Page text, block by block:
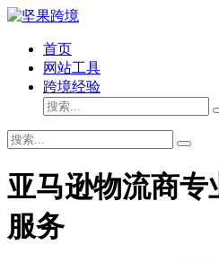
首页
网站工具
跨境经验
亚马逊物流商专
服务